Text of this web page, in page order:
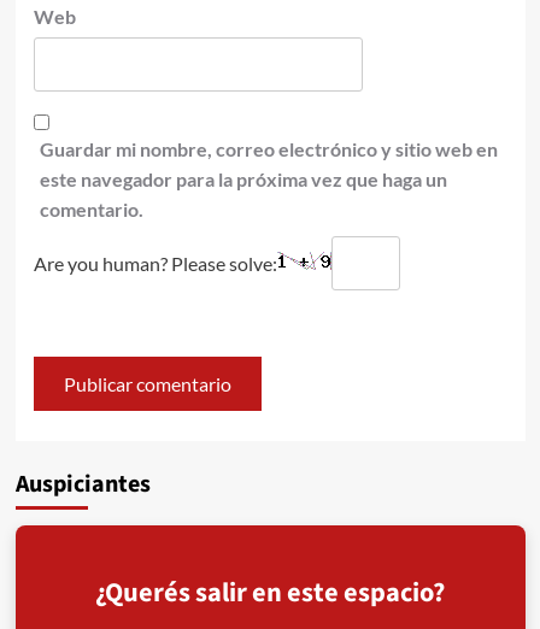
Web
Guardar mi nombre, correo electrónico y sitio web en
este navegador para la próxima vez que haga un
comentario.
Are you human? Please solve:
Auspiciantes
¿Querés salir en este espacio?